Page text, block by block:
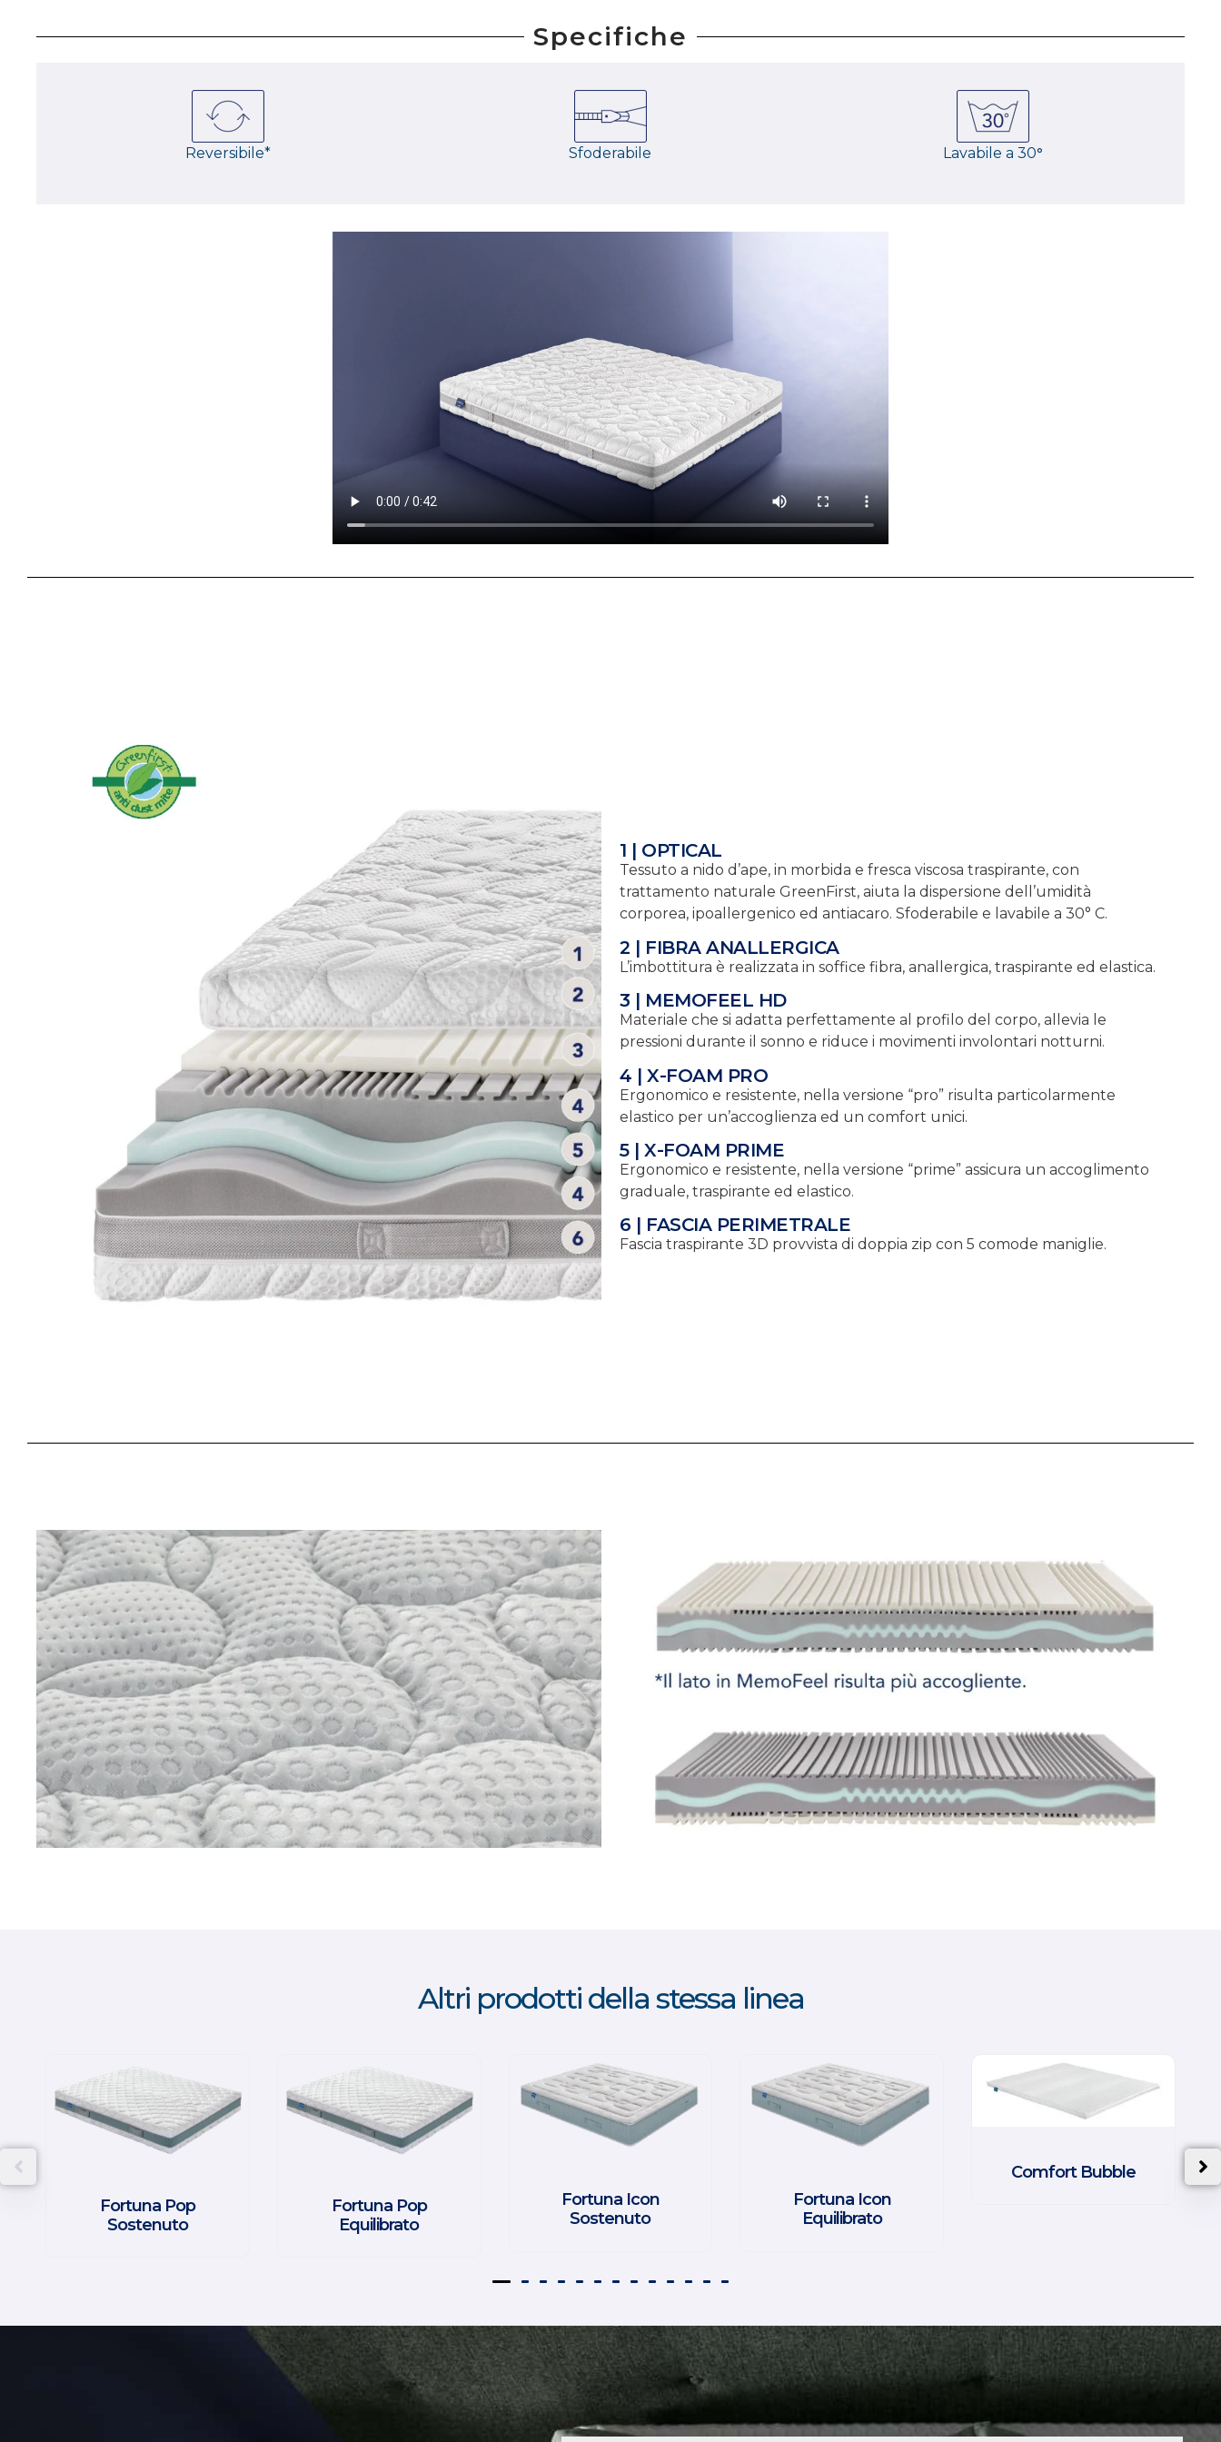
Specifiche
Reversibile* Sfoderabile Lavabile a 30°
1 | OPTICAL
Tessuto a nido d’ape, in morbida e fresca viscosa traspirante, con
trattamento naturale GreenFirst, aiuta la dispersione dell’umidità
corporea, ipoallergenico ed antiacaro. Sfoderabile e lavabile a 30° C.
2 | FIBRA ANALLERGICA
L’imbottitura è realizzata in soffice fibra, anallergica, traspirante ed elastica.
3 | MEMOFEEL HD
Materiale che si adatta perfettamente al profilo del corpo, allevia le
pressioni durante il sonno e riduce i movimenti involontari notturni.
4 | X-FOAM PRO
Ergonomico e resistente, nella versione “pro” risulta particolarmente
elastico per un’accoglienza ed un comfort unici.
5 | X-FOAM PRIME
Ergonomico e resistente, nella versione “prime” assicura un accoglimento
graduale, traspirante ed elastico.
6 | FASCIA PERIMETRALE
Fascia traspirante 3D provvista di doppia zip con 5 comode maniglie.
Altri prodotti della stessa linea
Fortuna Pop
Sostenuto
Fortuna Pop
Equilibrato
Fortuna Icon
Sostenuto
Fortuna Icon
Equilibrato
Comfort Bubble